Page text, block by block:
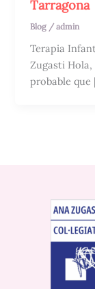
Tarragona
Blog /admin
Terapia
Zugasti Hola,
probable que